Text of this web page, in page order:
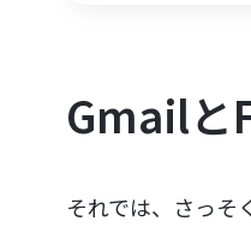
Gmailと
それでは、さっそ